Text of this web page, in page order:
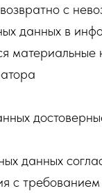
с
данных в
материальные
данных
с